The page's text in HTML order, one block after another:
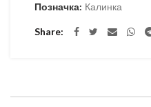
Позначка: Калинка
Share